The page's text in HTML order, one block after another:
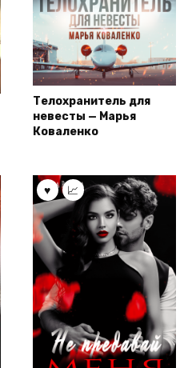
Телохранитель для
невесты — Марья
Коваленко